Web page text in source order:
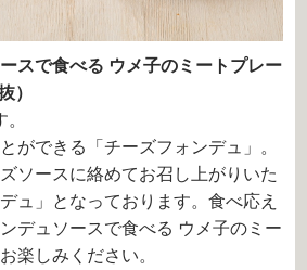
スで食べる ウメ子のミートプレー
）
ができる「チーズフォンデュ」。
ソースに絡めてお召し上がりいた
ュ」となっております。食べ応え
デュソースで食べる ウメ子のミー
楽しみください。